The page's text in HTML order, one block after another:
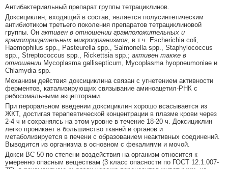
Антибактериальный препарат группы тетрациклинов.
Доксициклин, входящий в состав, является полусинтетическим
антибиотиком третьего поколения препаратов тетрациклиновой
группы. Он активен в отношении грамположительных и
грамотрицательных микроорганизмов, в т.ч. Escherichia coli,
Haemophilus spp., Pasteurella spp., Salmonella spp., Staphylococcus
spp., Streptococcus spp., Rickettsia spp.; активен также в
отношении Mycoplasma gallisepticum, Mycoplasma hyopneumoniae и
Chlamydia spp.
Механизм действия доксициклина связан с угнетением активности
ферментов, катализирующих связывание аминоацетил-РНК с
рибосомальными акцепторами.
При пероральном введении доксициклин хорошо всасывается из
ЖКТ, достигая терапевтической концентрации в плазме крови через
2-4 ч и сохраняясь на этом уровне в течение 18-20 ч. Доксициклин
легко проникает в большинство тканей и органов и
метаболизируется в печени с образованием неактивных соединений.
Выводится из организма в основном с фекалиями и мочой.
Докси ВС 50 по степени воздействия на организм относится к
умеренно опасным веществам (3 класс опасности по ГОСТ 12.1.007-